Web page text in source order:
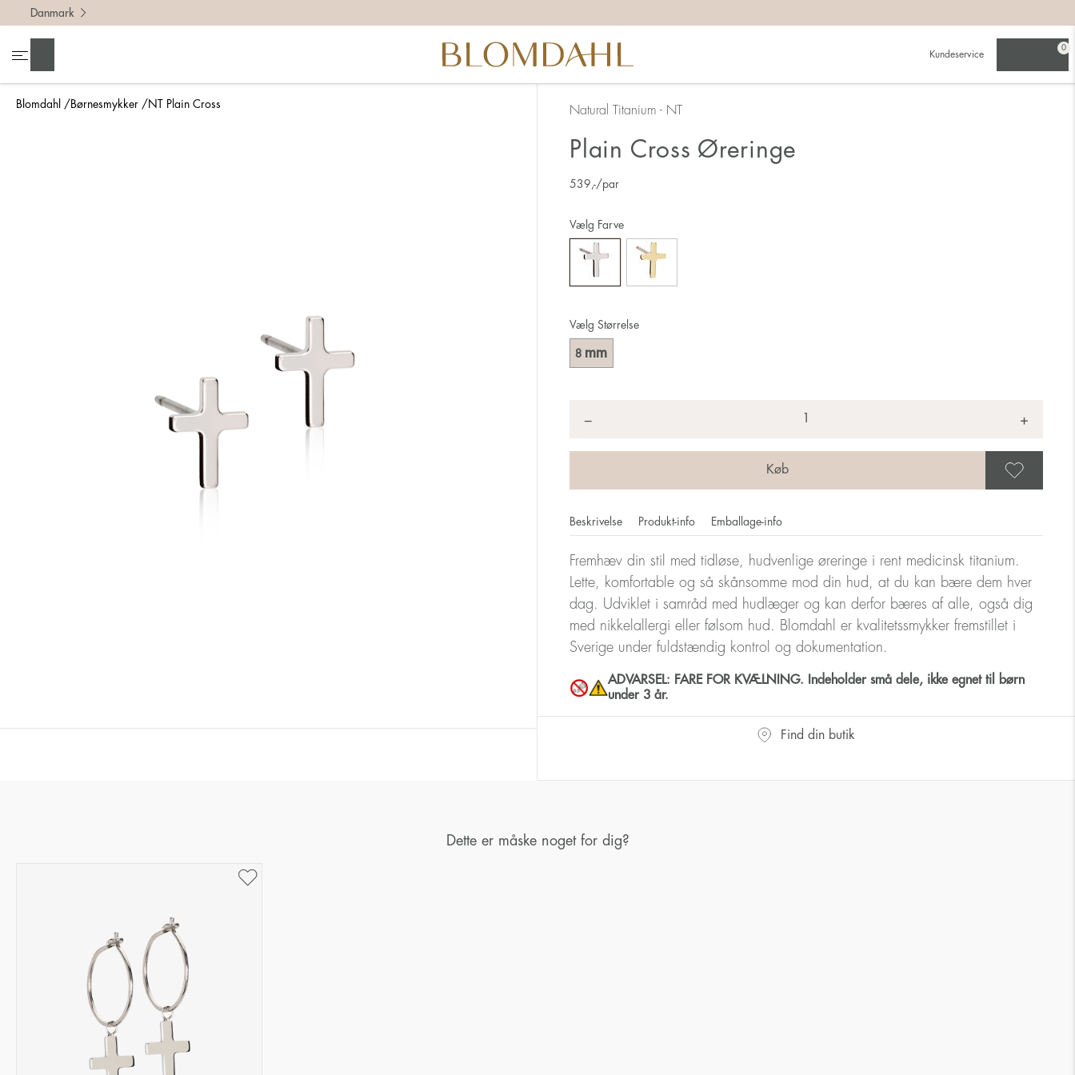
Blomdahl Børnesmykker NT Plain Cross
Danmark
Kundeservice
0
Natural Titanium - NT
Plain Cross Øreringe
539 ,-/par
Vælg Størrelse
8 mm
Vælg Farve
− +
Beskrivelse Produkt-info Emballage-info
Fremhæv din stil med tidløse, hudvenlige øreringe i rent medicinsk titanium.
Lette, komfortable og så skånsomme mod din hud, at du kan bære dem hver
dag. Udviklet i samråd med hudlæger og kan derfor bæres af alle, også dig
med nikkelallergi eller følsom hud. Blomdahl er kvalitetssmykker fremstillet i
Sverige under fuldstændig kontrol og dokumentation.
ADVARSEL: FARE FOR KVÆLNING. Indeholder små dele, ikke egnet til børn
under 3 år.
Find din butik
Dette er måske noget for dig?